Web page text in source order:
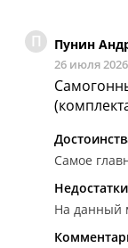
П Пунин
26 июля 2026
Самое
Недостатки
На данный